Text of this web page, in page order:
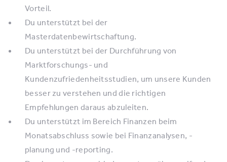
Vorteil.
Du unterstützt bei der
Masterdatenbewirtschaftung.
Du unterstützt bei der Durchführung von
Marktforschungs- und
Kundenzufriedenheitsstudien, um unsere Kunden
besser zu verstehen und die richtigen
Empfehlungen daraus abzuleiten.
Du unterstützt im Bereich Finanzen beim
Monatsabschluss sowie bei Finanzanalysen, -
planung und -reporting.